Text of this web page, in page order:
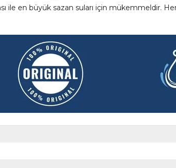
ile en büyük sazan suları için mükemmeldir.